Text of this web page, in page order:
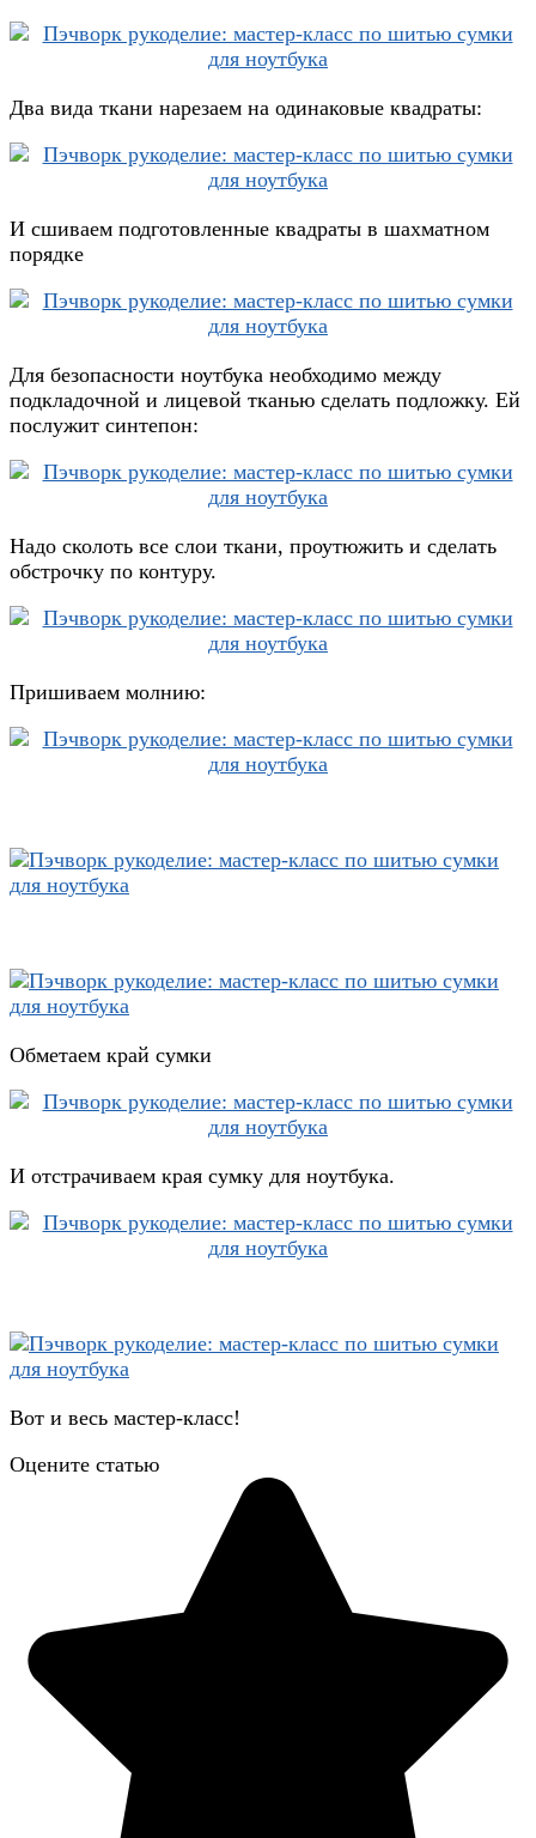
Два вида ткани нарезаем на одинаковые квадраты:
И сшиваем подготовленные квадраты в шахматном
порядке
Для безопасности ноутбука необходимо между
подкладочной и лицевой тканью сделать подложку. Ей
послужит синтепон:
Надо сколоть все слои ткани, проутюжить и сделать
обстрочку по контуру.
Пришиваем молнию:
Обметаем край сумки
И отстрачиваем края сумку для ноутбука.
Вот и весь мастер-класс!
Оцените статью